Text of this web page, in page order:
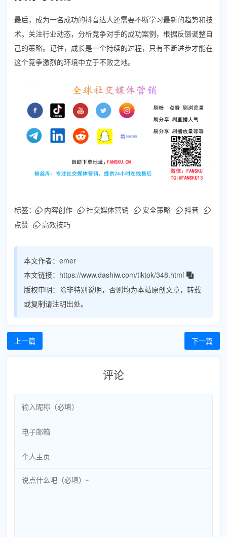
最后，成为一名成功的抖音达人还需要不断学习最新的趋势和技
术。关注行业动态，分析竞争对手的成功案例，根据反馈调整自
己的策略。记住，成长是一个持续的过程，只有不断进步才能在
这个竞争激烈的环境中立于不败之地。
标签： 内容创作 社交媒体营销 安全策略
抖音
点赞
高效技巧
本文作者： emer
本文链接： https://www.dashiw.com/tiktok/348.html
版权申明： 除非特别说明，否则均为本站原创文章，转载
或复制请注明出处。
上一篇 下一篇
评论